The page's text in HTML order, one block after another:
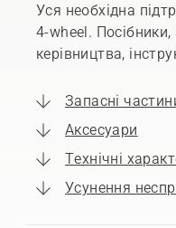
Уся необхідна
4-wheel. Посібники,
керівництва,
Запасні
Аксесуари
Технічні
Усунення